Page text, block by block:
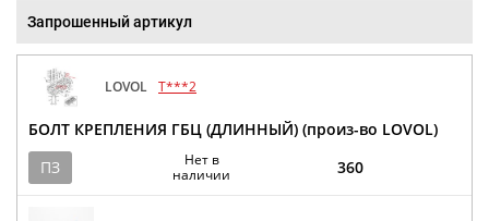
Запрошенный артикул
LOVOL T***2
БОЛТ КРЕПЛЕНИЯ ГБЦ (ДЛИННЫЙ) (произ-во LOVOL)
ПЗ
Нет в
наличии
360